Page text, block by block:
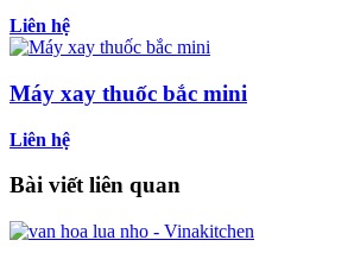
Liên hệ
Máy xay thuốc bắc mini
Liên hệ
Bài viết liên quan